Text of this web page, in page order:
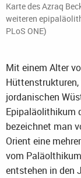
Karte des Azraq
weiteren
PLoS ONE)
Mit einem Alter
jordanischen
Epipaläolithikum
bezeichnet man
Orient eine
vom
entstehen in den